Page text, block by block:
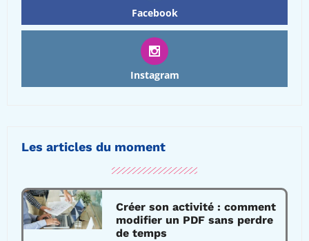
Facebook
Instagram
Les articles du moment
Créer son activité : comment
modifier un PDF sans perdre
de temps